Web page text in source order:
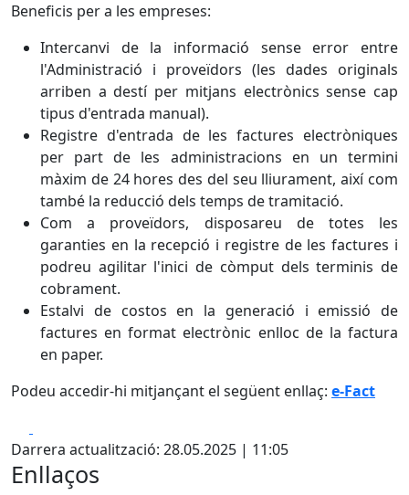
Beneficis per a les empreses:
Intercanvi de la informació sense error entre
l'Administració i proveïdors (les dades originals
arriben a destí per mitjans electrònics sense cap
tipus d'entrada manual).
Registre d'entrada de les factures electròniques
per part de les administracions en un termini
màxim de 24 hores des del seu lliurament, així com
també la reducció dels temps de tramitació.
Com a proveïdors, disposareu de totes les
garanties en la recepció i registre de les factures i
podreu agilitar l'inici de còmput dels terminis de
cobrament.
Estalvi de costos en la generació i emissió de
factures en format electrònic enlloc de la factura
en paper.
Podeu accedir-hi mitjançant el següent enllaç: e-Fact
Darrera actualització: 28.05.2025 | 11:05
Enllaços